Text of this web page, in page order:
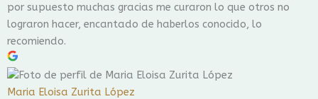
por supuesto muchas gracias me curaron lo que otros no
lograron hacer, encantado de haberlos conocido, lo
recomiendo.
Maria Eloisa Zurita López